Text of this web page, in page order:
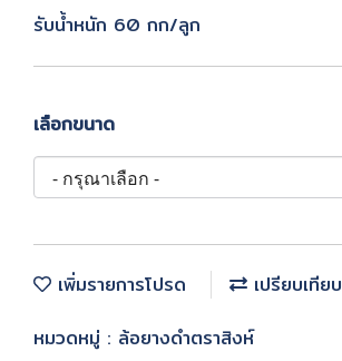
รับน้ำหนัก 60 กก/ลูก
เลือกขนาด
เพิ่มรายการโปรด
เปรียบเทียบ
หมวดหมู่ : ล้อยางดำตราสิงห์